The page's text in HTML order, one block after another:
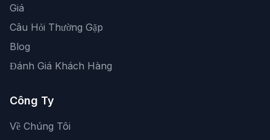
Giá
Câu Hỏi Thường Gặp
Blog
Đánh Giá Khách Hàng
Công Ty
Về Chúng Tôi